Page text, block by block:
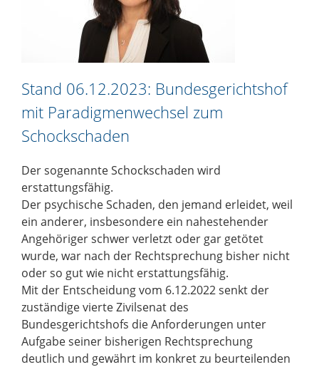
Stand 06.12.2023: Bundesgerichtshof
mit Paradigmenwechsel zum
Schockschaden
Der sogenannte Schockschaden wird
erstattungsfähig.
Der psychische Schaden, den jemand erleidet, weil
ein anderer, insbesondere ein nahestehender
Angehöriger schwer verletzt oder gar getötet
wurde, war nach der Rechtsprechung bisher nicht
oder so gut wie nicht erstattungsfähig.
Mit der Entscheidung vom 6.12.2022 senkt der
zuständige vierte Zivilsenat des
Bundesgerichtshofs die Anforderungen unter
Aufgabe seiner bisherigen Rechtsprechung
deutlich und gewährt im konkret zu beurteilenden